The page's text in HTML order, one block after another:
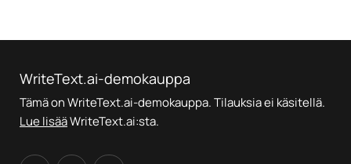
WriteText.ai-demokauppa
Tämä on WriteText.ai-demokauppa. Tilauksia ei käsitellä.
Lue lisääWriteText.ai:sta.